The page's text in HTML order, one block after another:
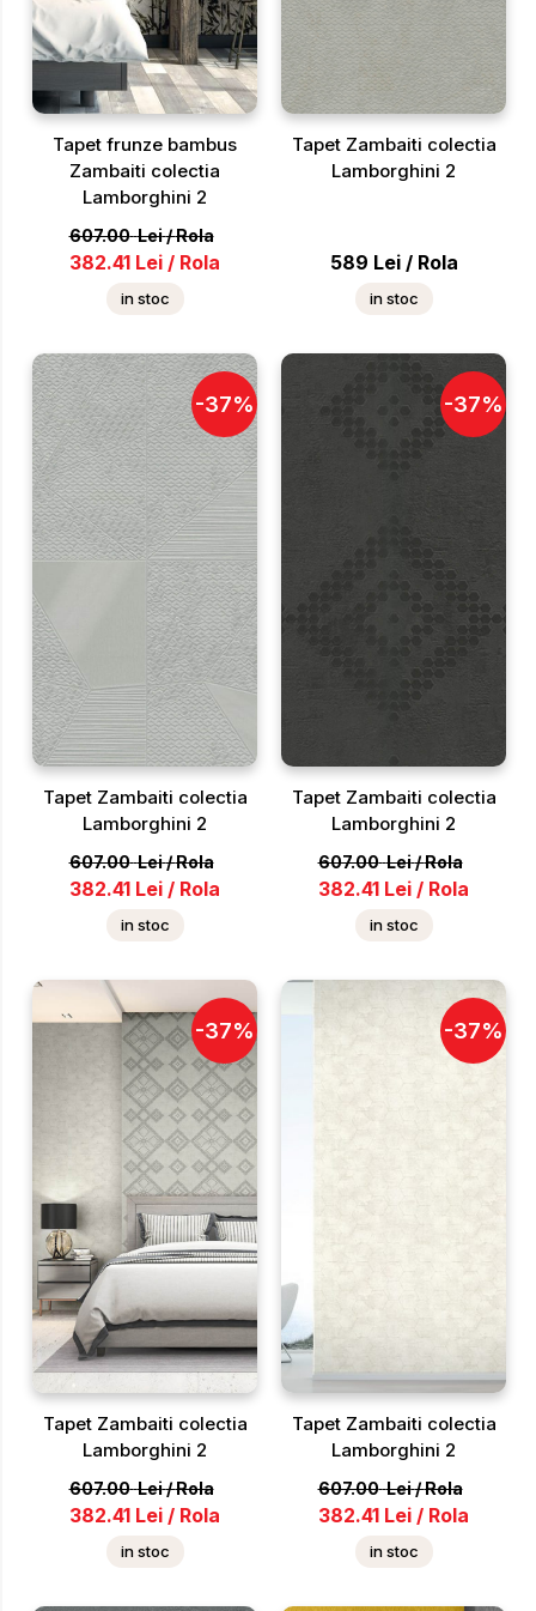
Tapet frunze bambus
Zambaiti colectia
Lamborghini 2
607.00 Lei/Rola
382.41 Lei / Rola
in stoc
Tapet Zambaiti colectia
Lamborghini 2
589 Lei / Rola
in stoc
-37%
Tapet Zambaiti colectia
Lamborghini 2
607.00 Lei/Rola
382.41 Lei / Rola
in stoc
-37%
Tapet Zambaiti colectia
Lamborghini 2
607.00 Lei/Rola
382.41 Lei / Rola
in stoc
-37%
Tapet Zambaiti colectia
Lamborghini 2
607.00 Lei/Rola
382.41 Lei / Rola
in stoc
-37%
Tapet Zambaiti colectia
Lamborghini 2
607.00 Lei/Rola
382.41 Lei / Rola
in stoc